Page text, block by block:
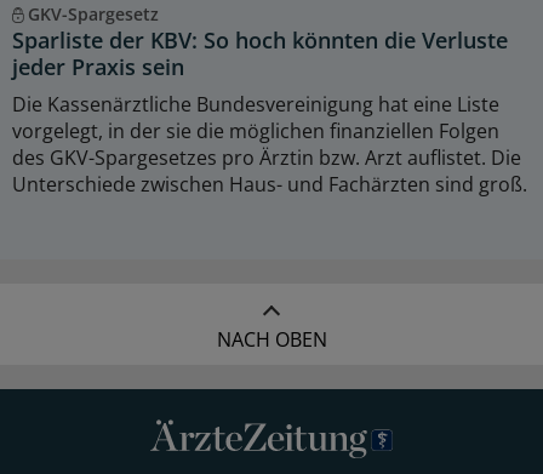
GKV-Spargesetz
Sparliste der KBV: So hoch könnten die Verluste
jeder Praxis sein
Die Kassenärztliche Bundesvereinigung hat eine Liste
vorgelegt, in der sie die möglichen finanziellen Folgen
des GKV-Spargesetzes pro Ärztin bzw. Arzt auflistet. Die
Unterschiede zwischen Haus- und Fachärzten sind groß.
NACH OBEN